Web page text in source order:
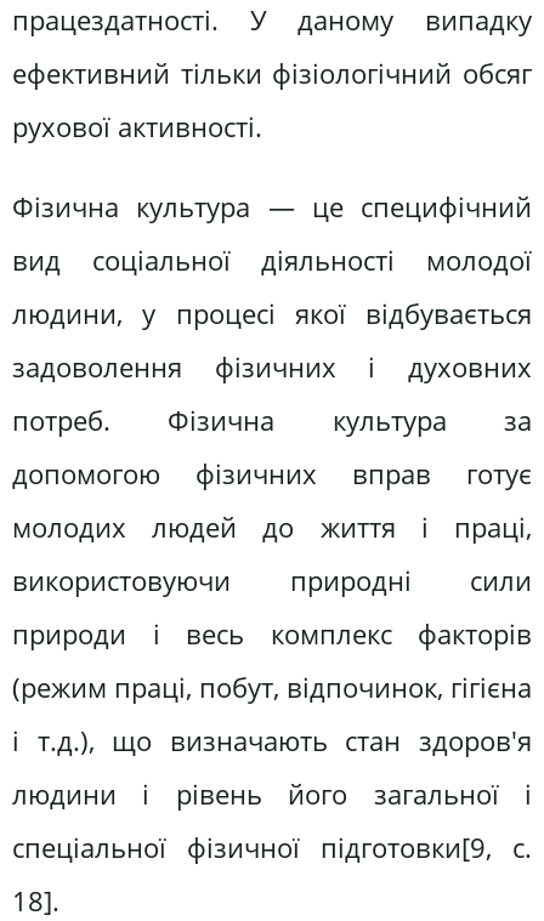
працездатності. У даному випадку
ефективний тільки фізіологічний обсяг
рухової активності.
Фізична культура — це специфічний
вид соціальної діяльності молодої
людини, у процесі якої відбувається
задоволення фізичних і духовних
потреб. Фізична культура за
допомогою фізичних вправ готує
молодих людей до життя і праці,
використовуючи природні сили
природи і весь комплекс факторів
(режим праці, побут, відпочинок, гігієна
і т.д.), що визначають стан здоров'я
людини і рівень його загальної і
спеціальної фізичної підготовки[9, c.
18].